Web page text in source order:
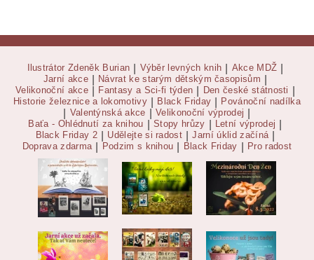
Ilustrátor Zdeněk Burian Výběr levných knih Akce MDŽ
Jarní akce Návrat ke starým dětským časopisům
Velikonoční akce Fantasy a Sci-fi týden Den české státnosti
Historie železnice a lokomotivy Black Friday Povánoční nadílka
Valentýnská akce Velikonoční výprodej
Baťa - Ohlédnutí za knihou Stopy hrůzy Letní výprodej
Black Friday 2 Udělejte si radost Jarní úklid začíná
Doprava zdarma Podzim s knihou Black Friday Pro radost